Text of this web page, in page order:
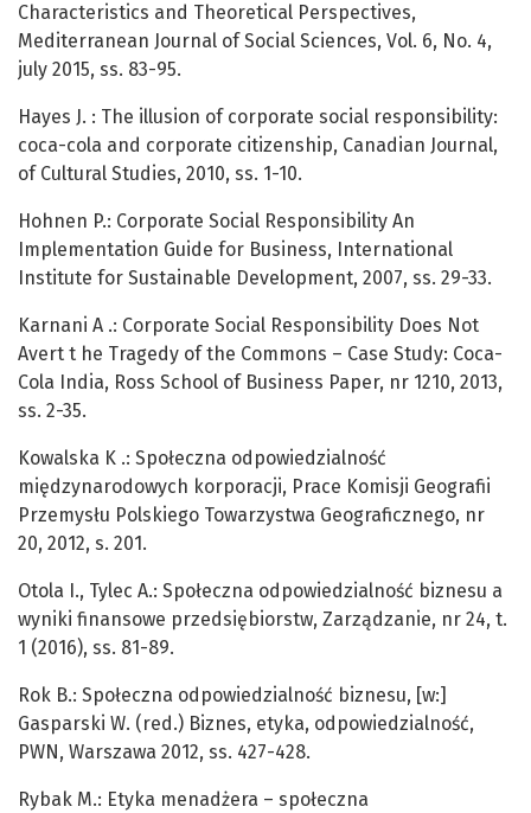
Characteristics and Theoretical Perspectives,
Mediterranean Journal of Social Sciences, Vol. 6, No. 4,
july 2015, ss. 83-95.
Hayes J. : The illusion of corporate social responsibility:
coca-cola and corporate citizenship, Canadian Journal,
of Cultural Studies, 2010, ss. 1-10.
Hohnen P.: Corporate Social Responsibility An
Implementation Guide for Business, International
Institute for Sustainable Development, 2007, ss. 29-33.
Karnani A .: Corporate Social Responsibility Does Not
Avert t he Tragedy of the Commons – Case Study: Coca-
Cola India, Ross School of Business Paper, nr 1210, 2013,
ss. 2-35.
Kowalska K .: Społeczna odpowiedzialność
międzynarodowych korporacji, Prace Komisji Geografii
Przemysłu Polskiego Towarzystwa Geograficznego, nr
20, 2012, s. 201.
Otola I., Tylec A.: Społeczna odpowiedzialność biznesu a
wyniki finansowe przedsiębiorstw, Zarządzanie, nr 24, t.
1 (2016), ss. 81-89.
Rok B.: Społeczna odpowiedzialność biznesu, [w:]
Gasparski W. (red.) Biznes, etyka, odpowiedzialność,
PWN, Warszawa 2012, ss. 427-428.
Rybak M.: Etyka menadżera – społeczna